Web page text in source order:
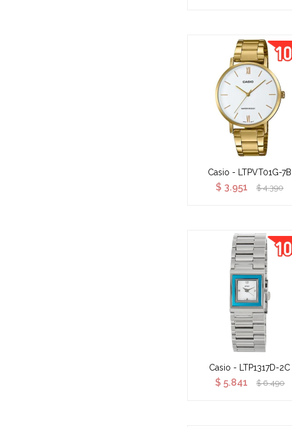
Casio - LTPVT01G-7B
$ 3.951 $ 4.390
Casio - LTP1317D-2C
$ 5.841 $ 6.490